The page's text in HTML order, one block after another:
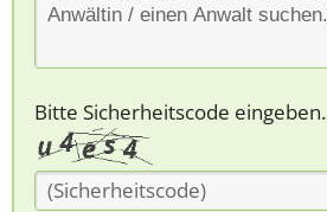
Bitte Sicherheitscode eingeben.